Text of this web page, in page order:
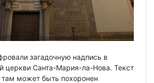
загадочную надпись в
церкви Санта-Мария-ла-Нова. Текст
там может быть похоронен